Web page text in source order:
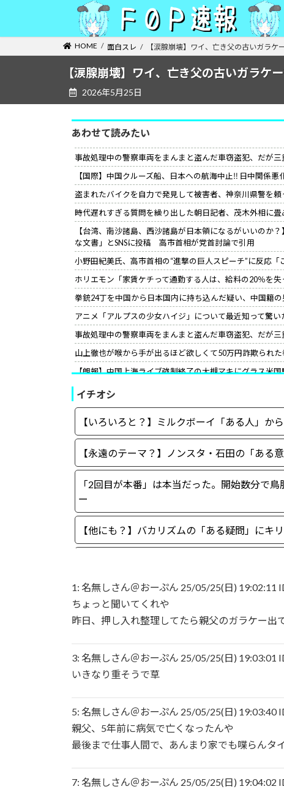
テ
ゲ
HOME 面白スレ 【涙腺崩壊】ワイ、亡き父の古いガラケ
【涙腺崩壊】ワイ、亡き父の古いガラケ
2026年5月25日
あわせて読みたい
事故処理中の警察車両をまんまと盗んだ車窃盗犯、だが
【国際】中国クルーズ船、日本への航海中止‼ 日中関係悪
盗まれたバイクを自力で発見して被害者、神奈川県警を
時代遅れすぎる質問を繰り出した朝日記者、茂木外相に
【台湾、南沙諸島、西沙諸島が日本領になるがいいのか
な文書」とSNSに投稿 高市首相が党首討論で引用
小野田紀美氏、高市首相の“進撃の巨人スピーチ”に反応「
ホリエモン「家賃ケチって通勤する人は、給料の20％を
拳銃24丁を中国から日本国内に持ち込んだ疑い、中国籍
アニメ「アルプスの少女ハイジ」について最近知って驚い
事故処理中の警察車両をまんまと盗んだ車窃盗犯、だが
山上徹也が喉から手が出るほど欲しくて50万円詐欺られ
【朗報】中国上海ライブ強制終了の大槻マキにグラス米
【世紀の性犯罪】故・ジャニー喜多川氏による性被害への
小野田紀美氏、高市首相の“進撃の巨人スピーチ”に反応
サイコパスってほとんどは社会的に成功している人間なん
イチオシ
【いろいろと？】ミルクボーイ「ある人」か
【永遠のテーマ？】ノンスタ・石田の「ある
「2回目が本番」は本当だった。開始数分で
ー
【他にも？】バカリズムの「ある疑問」にキ
【生存確認】Juice=Juice段原瑠々さん、梁川奈
『盛れ！ミ・アモーレ』日本武道館ライブ映
【画像】女子アナさん、うっかり街中でコー
アンジュルムは川名平山後藤色のサイリウムば
ひなーずでレゴランドに行く！
【画像】風俗でこのレベルのキツネ系女子が出
1: 名無しさん＠おーぷん 25/05/25(日) 19:02:11
ちょっと聞いてくれや
昨日、押し入れ整理してたら親父のガラケー出
3: 名無しさん＠おーぷん 25/05/25(日) 19:03:01
いきなり重そうで草
5: 名無しさん＠おーぷん 25/05/25(日) 19:03:40
親父、5年前に病気で亡くなったんや
最後まで仕事人間で、あんまり家でも喋らんタ
7: 名無しさん＠おーぷん 25/05/25(日) 19:04:02